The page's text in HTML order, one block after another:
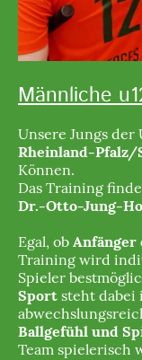
Männliche
Unsere Jungs
Rheinland-Pfalz/
Können.
Das Training
Dr.-Otto-Jung-
Egal, ob
Training wird
Spieler
Sport steht dabei
Ballgefühl und
Team spielerisch